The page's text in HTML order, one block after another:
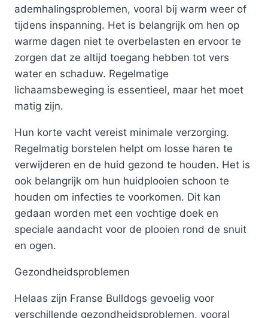
ademhalingsproblemen, vooral bij warm weer of
tijdens inspanning. Het is belangrijk om hen op
warme dagen niet te overbelasten en ervoor te
zorgen dat ze altijd toegang hebben tot vers
water en schaduw. Regelmatige
lichaamsbeweging is essentieel, maar het moet
matig zijn.
Hun korte vacht vereist minimale verzorging.
Regelmatig borstelen helpt om losse haren te
verwijderen en de huid gezond te houden. Het is
ook belangrijk om hun huidplooien schoon te
houden om infecties te voorkomen. Dit kan
gedaan worden met een vochtige doek en
speciale aandacht voor de plooien rond de snuit
en ogen.
Gezondheidsproblemen
Helaas zijn Franse Bulldogs gevoelig voor
verschillende gezondheidsproblemen, vooral